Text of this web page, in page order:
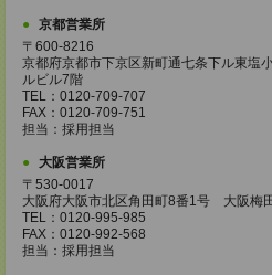
京都営業所
〒600-8216
京都府京都市下京区新町通七条下ル東
ルビル7階
TEL：0120-709-707
FAX：0120-709-751
担当：採用担当
大阪営業所
〒530-0017
大阪府大阪市北区角田町8番1号 大阪梅
TEL：0120-995-985
FAX：0120-992-568
担当：採用担当